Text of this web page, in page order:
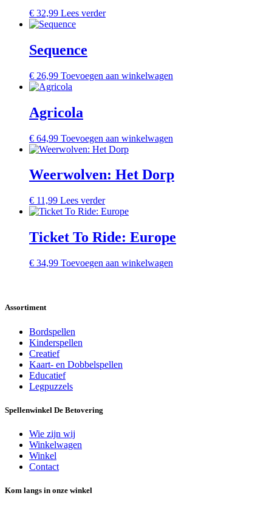
€ 32,99 Lees verder
Sequence
€ 26,99 Toevoegen aan winkelwagen
Agricola
€ 64,99 Toevoegen aan winkelwagen
Weerwolven: Het Dorp
€ 11,99 Lees verder
Ticket To Ride: Europe
€ 34,99 Toevoegen aan winkelwagen
Assortiment
Bordspellen
Kinderspellen
Creatief
Kaart- en Dobbelspellen
Educatief
Legpuzzels
Spellenwinkel De Betover​ing
Wie zijn wij
Winkelwagen
Winkel
Contact
Kom langs in onze winkel